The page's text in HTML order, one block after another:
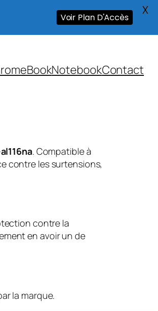
NotebookContact
. Compatible à
contre les surtensions,
contre la
en avoir un de
la marque.
Voir Plan D'Accès X